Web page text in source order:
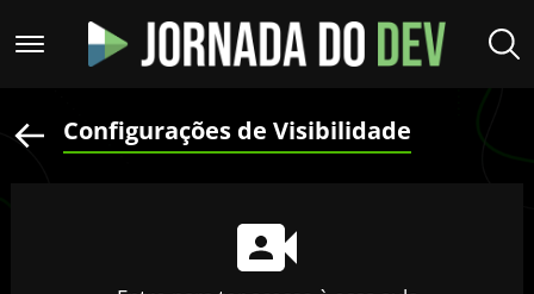
Configurações de Visibilidade